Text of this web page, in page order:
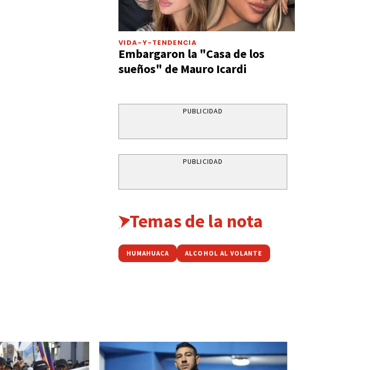
VIDA-Y-TENDENCIA
Embargaron la "Casa de los
sueños" de Mauro Icardi
PUBLICIDAD
PUBLICIDAD
Temas de la nota
HUMAHUACA ALCOHOL AL VOLANTE